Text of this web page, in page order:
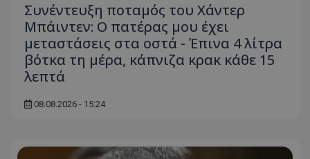
Συνέντευξη ποταμός του Χάντερ
Μπάιντεν: Ο πατέρας μου έχει
μεταστάσεις στα οστά - Έπινα 4 λίτρα
βότκα τη μέρα, κάπνιζα κρακ κάθε 15
λεπτά
08.08.2026 - 15:24
VISITOR_PRIVACY_METADATA
YouTube
.youtube.com